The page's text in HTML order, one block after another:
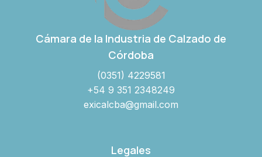
Cámara de la Industria de Calzado de
Córdoba
(0351) 4229581
+54 9 351 2348249
exicalcba@gmail.com
Legales